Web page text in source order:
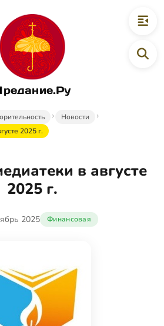
Новости
2025 г.
в августе
2025 г.
2025 Финансовая